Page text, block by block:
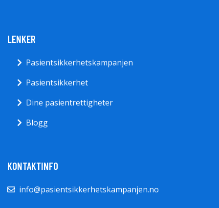
LENKER
Pasientsikkerhetskampanjen
Pasientsikkerhet
Dine pasientrettigheter
Blogg
KONTAKTINFO
info@pasientsikkerhetskampanjen.no